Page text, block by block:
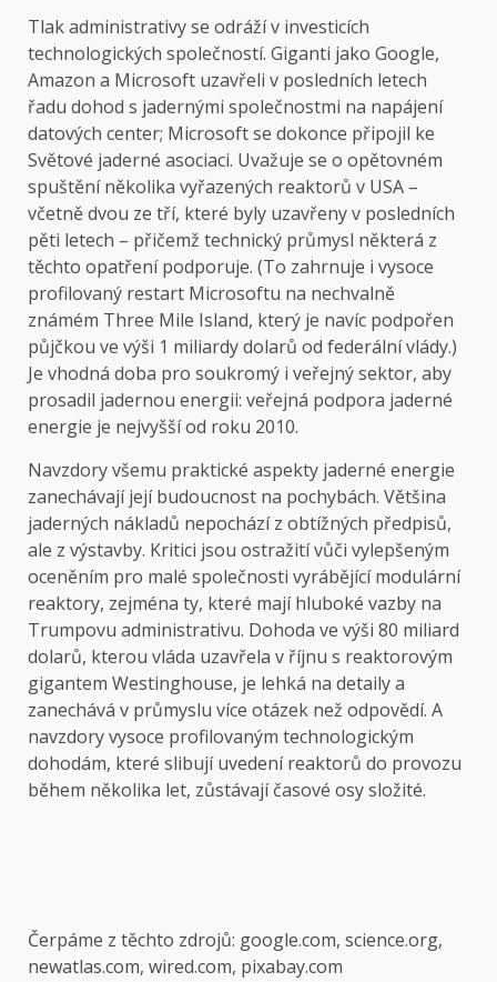
Tlak administrativy se odráží v investicích
technologických společností. Giganti jako Google,
Amazon a Microsoft uzavřeli v posledních letech
řadu dohod s jadernými společnostmi na napájení
datových center; Microsoft se dokonce připojil ke
Světové jaderné asociaci. Uvažuje se o opětovném
spuštění několika vyřazených reaktorů v USA –
včetně dvou ze tří, které byly uzavřeny v posledních
pěti letech – přičemž technický průmysl některá z
těchto opatření podporuje. (To zahrnuje i vysoce
profilovaný restart Microsoftu na nechvalně
známém Three Mile Island, který je navíc podpořen
půjčkou ve výši 1 miliardy dolarů od federální vlády.)
Je vhodná doba pro soukromý i veřejný sektor, aby
prosadil jadernou energii: veřejná podpora jaderné
energie je nejvyšší od roku 2010.
Navzdory všemu praktické aspekty jaderné energie
zanechávají její budoucnost na pochybách. Většina
jaderných nákladů nepochází z obtížných předpisů,
ale z výstavby. Kritici jsou ostražití vůči vylepšeným
oceněním pro malé společnosti vyrábějící modulární
reaktory, zejména ty, které mají hluboké vazby na
Trumpovu administrativu. Dohoda ve výši 80 miliard
dolarů, kterou vláda uzavřela v říjnu s reaktorovým
gigantem Westinghouse, je lehká na detaily a
zanechává v průmyslu více otázek než odpovědí. A
navzdory vysoce profilovaným technologickým
dohodám, které slibují uvedení reaktorů do provozu
během několika let, zůstávají časové osy složité.
Čerpáme z těchto zdrojů: google.com, science.org,
newatlas.com, wired.com, pixabay.com